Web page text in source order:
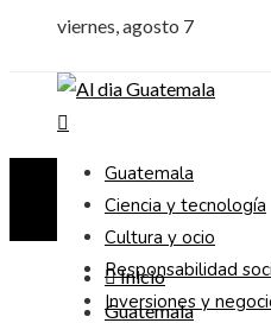
viernes, agosto 7
Guatemala
Ciencia y tecnología
Cultura y ocio
Responsabilidad
Inversiones y
Inicio
Guatemala